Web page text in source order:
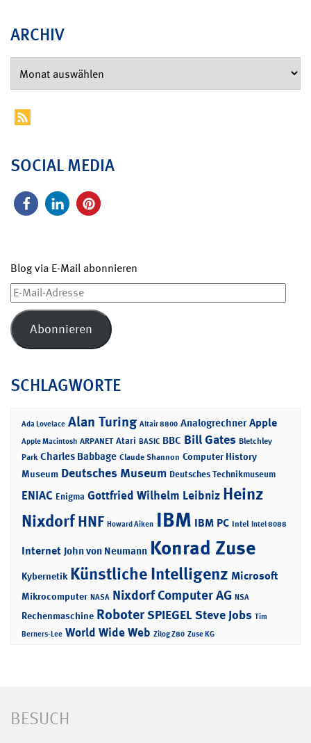
ARCHIV
SOCIAL MEDIA
Blog via E-Mail abonnieren
E-
Mail-
Adresse
Abonnieren
SCHLAGWORTE
Ada Lovelace Alan Turing Altair 8800 Analogrechner Apple
Apple Macintosh ARPANET Atari BASIC BBC Bill Gates Bletchley
Park Charles Babbage Claude Shannon Computer History
Museum Deutsches Museum Deutsches Technikmuseum
ENIAC Enigma Gottfried Wilhelm Leibniz Heinz
NixdorfHNF Howard Aiken IBM IBM PC Intel Intel 8088
Internet John von Neumann Konrad Zuse
Kybernetik Künstliche Intelligenz Microsoft
Mikrocomputer NASA Nixdorf Computer AG NSA
Rechenmaschine RoboterSPIEGELSteve Jobs Tim
Berners-Lee World Wide Web Zilog Z80 Zuse KG
BESUCH